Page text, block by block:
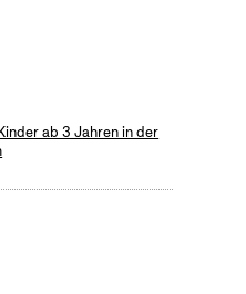
ab 3 Jahren in der